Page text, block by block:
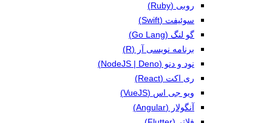
روبی (Ruby)
سوئیفت (Swift)
گو لنگ (Go Lang)
برنامه نویسی آر (R)
نود و دنو (NodeJS | Deno)
ری اکت (React)
ویو جی اس (VueJS)
آنگولار (Angular)